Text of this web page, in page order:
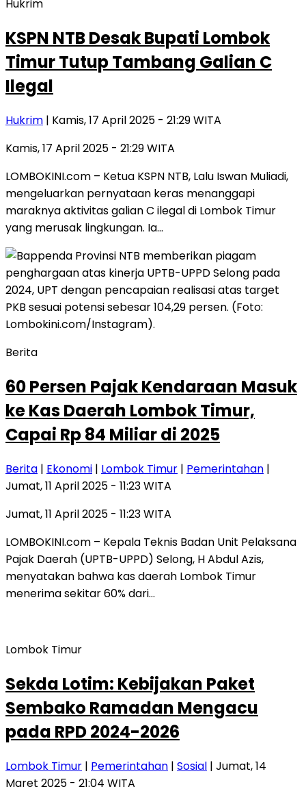
Hukrim
KSPN NTB Desak Bupati Lombok
Timur Tutup Tambang Galian C
Ilegal
Hukrim | Kamis, 17 April 2025 - 21:29 WITA
Kamis, 17 April 2025 - 21:29 WITA
LOMBOKINI.com – Ketua KSPN NTB, Lalu Iswan Muliadi,
mengeluarkan pernyataan keras menanggapi
maraknya aktivitas galian C ilegal di Lombok Timur
yang merusak lingkungan. Ia…
Berita
60 Persen Pajak Kendaraan Masuk
ke Kas Daerah Lombok Timur,
Capai Rp 84 Miliar di 2025
Berita | Ekonomi | Lombok Timur | Pemerintahan |
Jumat, 11 April 2025 - 11:23 WITA
Jumat, 11 April 2025 - 11:23 WITA
LOMBOKINI.com – Kepala Teknis Badan Unit Pelaksana
Pajak Daerah (UPTB-UPPD) Selong, H Abdul Azis,
menyatakan bahwa kas daerah Lombok Timur
menerima sekitar 60% dari…
Lombok Timur
Sekda Lotim: Kebijakan Paket
Sembako Ramadan Mengacu
pada RPD 2024-2026
Lombok Timur | Pemerintahan | Sosial | Jumat, 14
Maret 2025 - 21:04 WITA